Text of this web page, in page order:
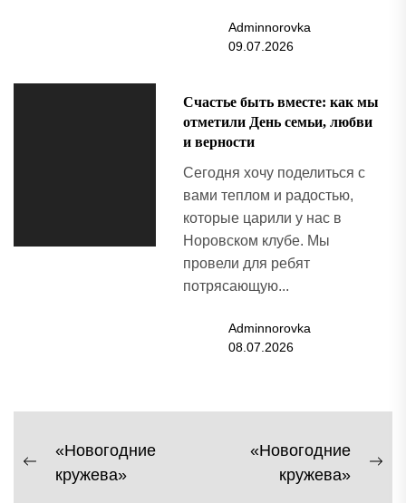
Adminnorovka
09.07.2026
Счастье быть вместе: как мы
отметили День семьи, любви
и верности
Сегодня хочу поделиться с
вами теплом и радостью,
которые царили у нас в
Норовском клубе. Мы
провели для ребят
потрясающую...
Adminnorovka
08.07.2026
Навигация
Previous
«Новогодние
кружева»
«Новогодние
кружева»